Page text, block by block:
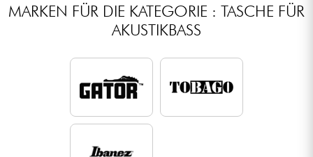
HiFi
Sehen Sie sich unsere Marken an
MARKEN FÜR DIE KATEGORIE : TASCHE FÜR
AKUSTIKBASS